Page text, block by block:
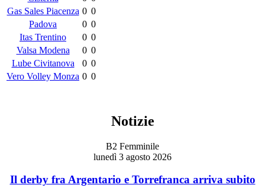
Gas Sales Piacenza 0 0
Padova
0 0
Itas Trentino
0 0
Valsa Modena
0 0
Lube Civitanova
0 0
Vero Volley Monza 0 0
Notizie
B2 Femminile
lunedì 3 agosto 2026
Il derby fra Argentario e Torrefranca arriva subito